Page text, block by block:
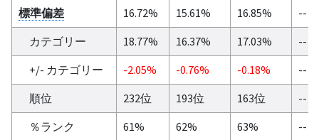
標準偏差
16.72% 15.61% 16.85%
--
カテゴリー
18.77% 16.37% 17.03%
--
+/- カテゴリー
-2.05% -0.76% -0.18%
--
順位
232位 193位 163位
--
％ランク
61% 62% 63%
--